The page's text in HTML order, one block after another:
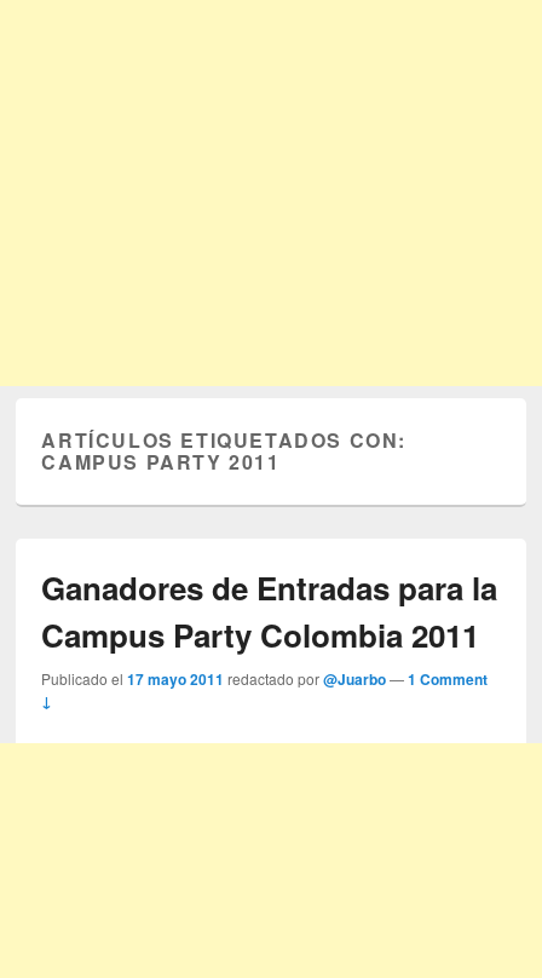
ARTÍCULOS ETIQUETADOS CON:
CAMPUS PARTY 2011
Ganadores de Entradas para la
Campus Party Colombia 2011
Publicado el17 mayo 2011 redactado por@Juarbo —1 Comment
↓